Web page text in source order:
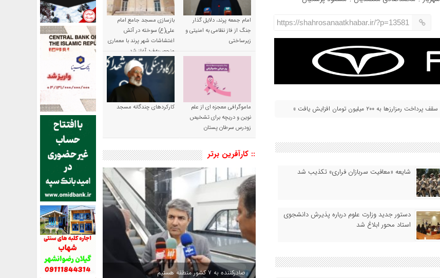
https://shahrosanaatkhabar.ir/?p=13581
سقف پرداخت رمزارزها به ۲۰۰ میلیون تومان افزایش یافت »
شایعه «معافیت سربازان فراری» تکذیب شد
دستور جدید وزارت علوم درباره پذیرش دانشجوی
استاد محور ابلاغ شد
امام جمعه پرند، دلایل گذار
جنگ از فاز نظامی به امنیتی و
زیرساختی
بازسازی مسجد جامع امام
علی(ع) سوخته در آتش
اغتشاشات شهر پرند با معماری
منحصربه‌فرد آغاز شد
ماموگرافی معجزه ای از علم
نوین و دریچه برای تشخیص
زودرس سرطان پستان
کارکردهای چندگانه مسجد
:: کارآفرین برتر
صادرکننده به ۷ کشور منطقه هستیم